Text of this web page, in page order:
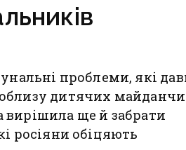
проблеми, які
дитячих
вирішила ще й забрати
росіяни обіцяють